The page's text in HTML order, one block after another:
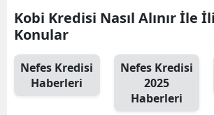
Kobi Kredisi Nasıl Alınır İle
Konular
Nefes Kredisi
Haberleri
Nefes Kredisi
2025
Haberleri